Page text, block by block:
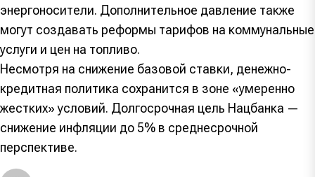
энергоносители. Дополнительное давление также
могут создавать реформы тарифов на коммунальные
услуги и цен на топливо.
Несмотря на снижение базовой ставки, денежно-
кредитная политика сохранится в зоне «умеренно
жестких» условий. Долгосрочная цель Нацбанка —
снижение инфляции до 5% в среднесрочной
перспективе.